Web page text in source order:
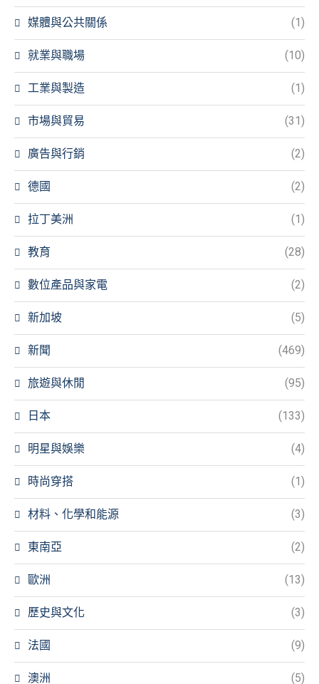
媒體與公共關係 (1)
就業與職場 (10)
工業與製造 (1)
市場與貿易 (31)
廣告與行銷 (2)
德國 (2)
拉丁美洲 (1)
教育 (28)
數位產品與家電 (2)
新加坡 (5)
新聞 (469)
旅遊與休閒 (95)
日本 (133)
明星與娛樂 (4)
時尚穿搭 (1)
材料、化學和能源 (3)
東南亞 (2)
歐洲 (13)
歷史與文化 (3)
法國 (9)
澳洲 (5)